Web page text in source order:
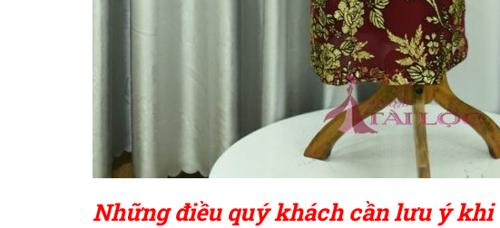
Những điều quý khách cần lưu ý khi